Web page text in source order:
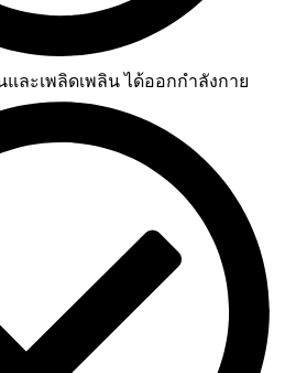
ละเพลิดเพลิน ได้ออกกำลังกาย